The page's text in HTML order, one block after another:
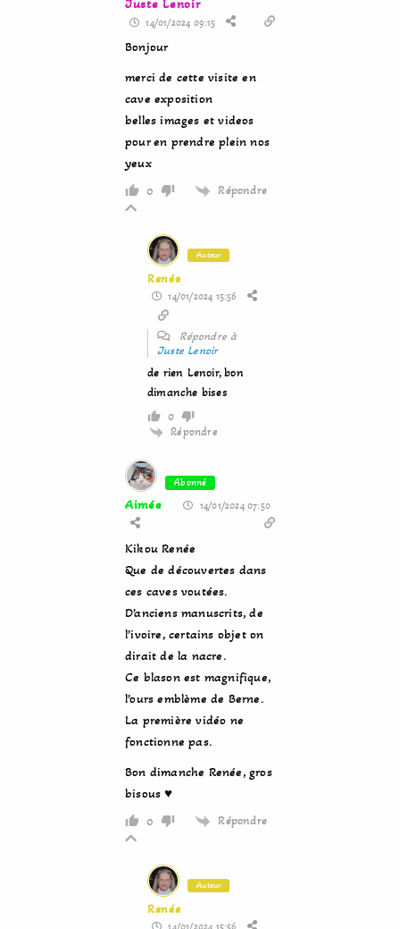
Juste Lenoir
14/01/2024 09:15
Bonjour
merci de cette visite en
cave exposition
belles images et videos
pour en prendre plein nos
yeux
0 Répondre
Auteur
Renée
14/01/2024 15:56
Répondre à
Juste Lenoir
de rien Lenoir, bon
dimanche bises
0
Répondre
Abonné
Aimée 14/01/2024 07:50
Kikou Renée
Que de découvertes dans
ces caves voutées.
D’anciens manuscrits, de
l’ivoire, certains objet on
dirait de la nacre.
Ce blason est magnifique,
l’ours emblème de Berne.
La première vidéo ne
fonctionne pas.
Bon dimanche Renée, gros
bisous ♥
0 Répondre
Auteur
Renée